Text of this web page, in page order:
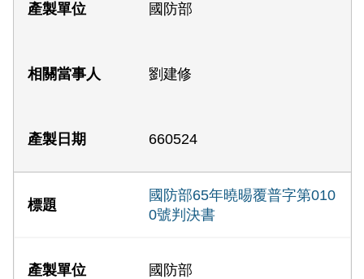
國防部
劉建修
660524
國防部65年曉晹覆普字第010
0號判決書
國防部